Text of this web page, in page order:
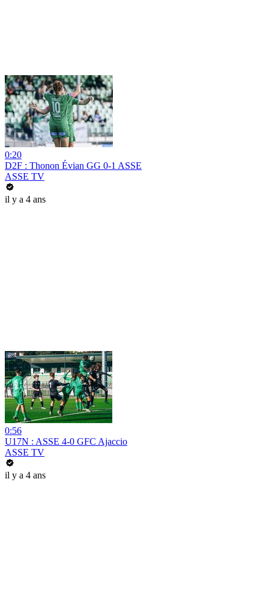
0:20
D2F : Thonon Évian GG 0-1 ASSE
ASSE TV
il y a 4 ans
0:56
U17N : ASSE 4-0 GFC Ajaccio
ASSE TV
il y a 4 ans